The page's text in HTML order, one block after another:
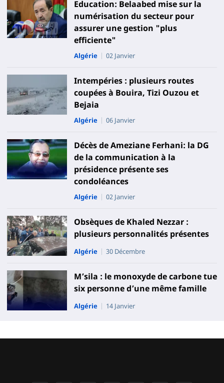
Education: Belaabed mise sur la
numérisation du secteur pour
assurer une gestion "plus
efficiente"
Algérie 02 Janvier
Intempéries : plusieurs routes
coupées à Bouira, Tizi Ouzou et
Bejaia
Algérie 06 Janvier
Décès de Ameziane Ferhani: la DG
de la communication à la
présidence présente ses
condoléances
Algérie 02 Janvier
Obsèques de Khaled Nezzar :
plusieurs personnalités présentes
Algérie 30 Décembre
M’sila : le monoxyde de carbone tue
six personne d’une même famille
Algérie 14 Janvier